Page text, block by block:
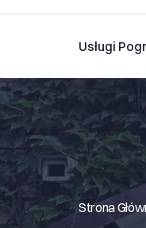
Usługi
Strona